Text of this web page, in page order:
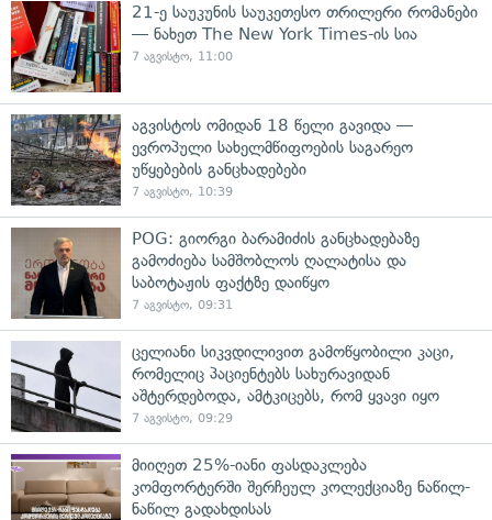
21-ე საუკუნის საუკეთესო თრილერი რომანები
— ნახეთ The New York Times-ის სია
7 აგვისტო, 11:00
აგვისტოს ომიდან 18 წელი გავიდა —
ევროპული სახელმწიფოების საგარეო
უწყებების განცხადებები
7 აგვისტო, 10:39
POG: გიორგი ბარამიძის განცხადებაზე
გამოძიება სამშობლოს ღალატისა და
საბოტაჟის ფაქტზე დაიწყო
7 აგვისტო, 09:31
ცელიანი სიკვდილივით გამოწყობილი კაცი,
რომელიც პაციენტებს სახურავიდან
აშტერდებოდა, ამტკიცებს, რომ ყვავი იყო
7 აგვისტო, 09:29
მიიღეთ 25%-იანი ფასდაკლება
კომფორტერში შერჩეულ კოლექციაზე ნაწილ-
ნაწილ გადახდისას